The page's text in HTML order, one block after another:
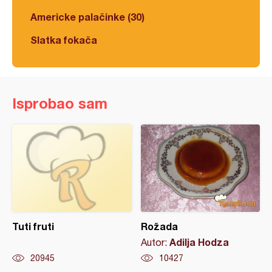
Americke palačinke (30)
Slatka fokača
Isprobao sam
Tuti fruti
20945
Rožada
Autor: Adilja Hodza
10427